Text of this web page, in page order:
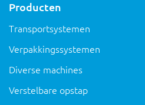
Producten
Transportsystemen
Verpakkingssystemen
Diverse machines
Verstelbare opstap